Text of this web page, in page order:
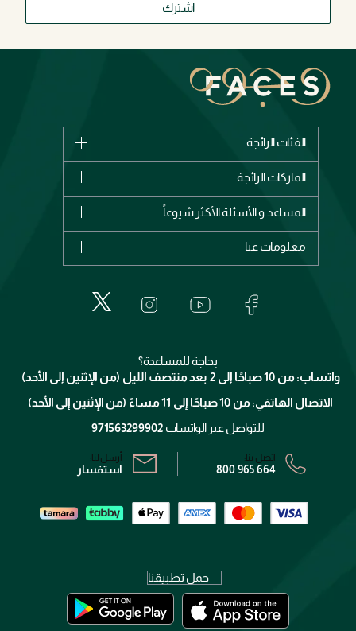
اشترك
الفئات الرائجة
الأكثر مبيعاً
اشترِ بطاقة هدية
الماركات الرائجة
بربري
إيف سان لوران
المساعد و الأسئلة الأكثر شيوعاً
الإرجاع
معلومات عنا
خدمات المعارض
برنامج الولاء ميوز
الشروط و الأحكام
سياسة الخصوصية
بحاجة للمساعدة؟
واتساب: من 10 صباحًا إلى 2 بعد منتصف الليل (من الإثنين إلى الأحد)
الاتصال الهاتفي: من 10 صباحًا إلى 11 مساءً (من الإثنين إلى الأحد)
للتواصل عبر الواتساب 971563299902
اتصل بنا:
800 965 664
أرسل لنا:
استفسار
حمل تطبيقنا